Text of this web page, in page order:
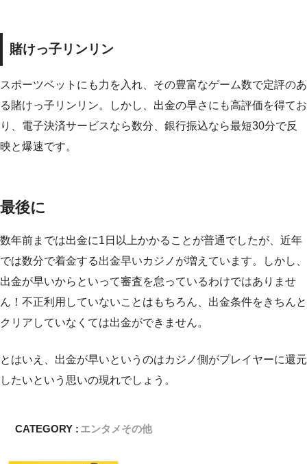
賭けっ子リンリン
スポーツベットにも力を入れ、その豊富なゲーム数で定評のあ
る賭けっ子リンリン。しかし、出金の早さにも高評価を得てお
り、電子決済サービスなら数分、銀行振込なら最短30分で反
映と爆速です。
最後に
数年前までは出金に1日以上かかることが普通でしたが、近年
では数分で着金する出金早いカジノが増えています。しかし、
出金が早いからといって審査を怠っているわけではありませ
ん！不正利用していないことはもちろん、出金条件をきちんと
クリアしていなくては出金ができません。
とはいえ、出金が早いというのはカジノ側がプレイヤーに還元
したいという思いの現れでしょう。
CATEGORY : エンタメその他